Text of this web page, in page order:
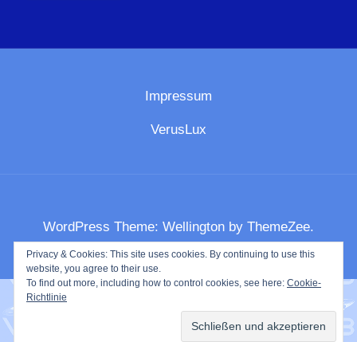
Impressum
VerusLux
WordPress Theme: Wellington by ThemeZee.
Privacy & Cookies: This site uses cookies. By continuing to use this
website, you agree to their use.
To find out more, including how to control cookies, see here: Cookie-
Richtlinie